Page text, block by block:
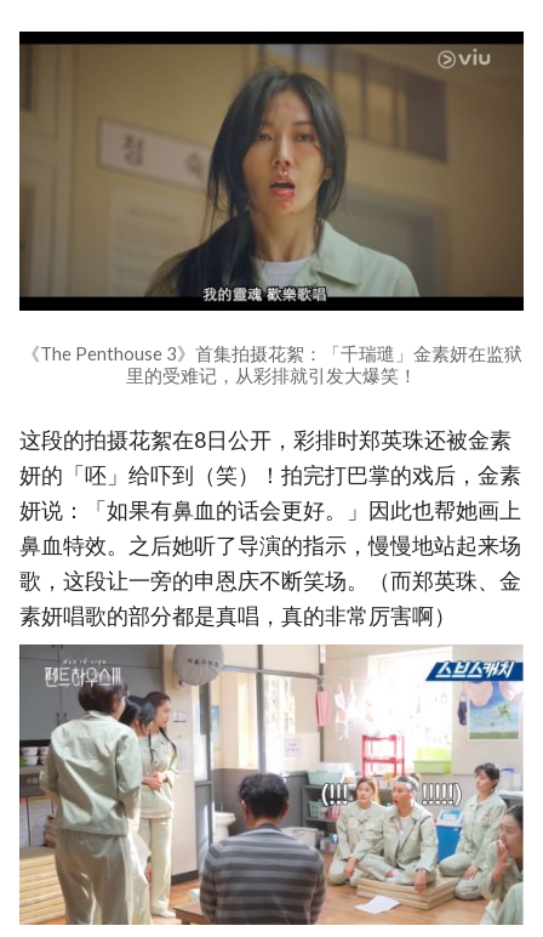
《The Penthouse 3》首集拍摄花絮：「千瑞璡」金素妍在监狱
里的受难记，从彩排就引发大爆笑！
这段的拍摄花絮在8日公开，彩排时郑英珠还被金素
妍的「呸」给吓到（笑）！拍完打巴掌的戏后，金素
妍说：「如果有鼻血的话会更好。」因此也帮她画上
鼻血特效。之后她听了导演的指示，慢慢地站起来场
歌，这段让一旁的申恩庆不断笑场。（而郑英珠、金
素妍唱歌的部分都是真唱，真的非常厉害啊）